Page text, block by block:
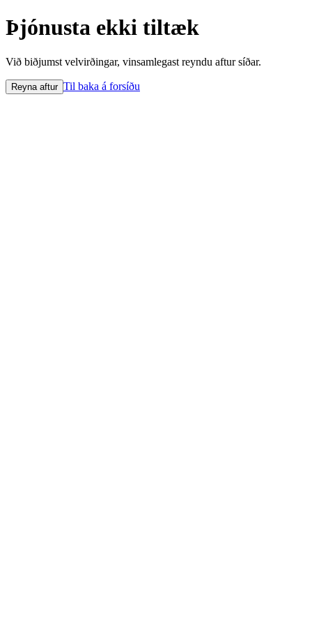
Þjónusta ekki tiltæk
Við biðjumst velvirðingar, vinsamlegast reyndu aftur síðar.
Reyna aftur Til baka á forsíðu